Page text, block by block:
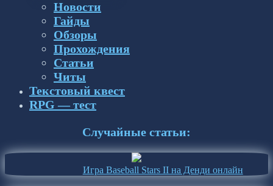
Новости
Гайды
Обзоры
Прохождения
Статьи
Читы
Текстовый квест
RPG — тест
Случайные статьи:
Игра Baseball Stars II на Денди онлайн